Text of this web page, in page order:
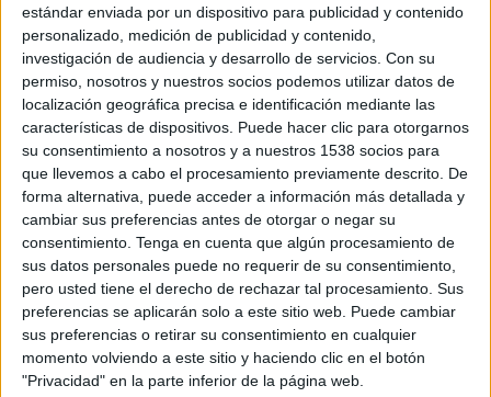
estándar enviada por un dispositivo para publicidad y contenido
personalizado, medición de publicidad y contenido,
investigación de audiencia y desarrollo de servicios. Con su
permiso, nosotros y nuestros socios podemos utilizar datos de
localización geográfica precisa e identificación mediante las
características de dispositivos. Puede hacer clic para otorgarnos
su consentimiento a nosotros y a nuestros 1538 socios para
que llevemos a cabo el procesamiento previamente descrito. De
forma alternativa, puede acceder a información más detallada y
cambiar sus preferencias antes de otorgar o negar su
consentimiento. Tenga en cuenta que algún procesamiento de
sus datos personales puede no requerir de su consentimiento,
pero usted tiene el derecho de rechazar tal procesamiento. Sus
preferencias se aplicarán solo a este sitio web. Puede cambiar
sus preferencias o retirar su consentimiento en cualquier
momento volviendo a este sitio y haciendo clic en el botón
"Privacidad" en la parte inferior de la página web.
d'antecedents familiars, l'evolució dels
símptomes cognitius i la discapacitat funcional,
l'examen neurològic i neuropsicològic, una
analítica específica i proves com el TAC o les
ressonàncies magnètiques.
La investigació s'ha fet a través d'una mostra
aleatòria on s'han analitzat 475 processos
diagnòstics, dividits en dos períodes entre 2007-
2011 i 2012-2015. En el global d'anys, els centres
gironines han obtingut 8,2 punts sobre 9. Per
períodes, han assolit un 7,9 i un 8,5,